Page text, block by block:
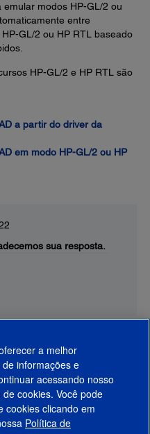
modos HP-GL/2 ou
entre
GL/2 ou HP RTL baseado
HP-GL/2 e HP RTL são
a partir do driver da
em modo HP-GL/2 ou HP
sua resposta.
a melhor
informações e
acessando nosso
cookies. Você pode
cookies clicando em
Política de